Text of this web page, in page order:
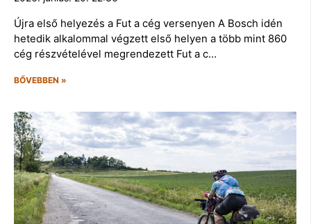
Újra első helyezés a Fut a cég versenyen A Bosch idén
hetedik alkalommal végzett első helyen a több mint 860
cég részvételével megrendezett Fut a c…
BŐVEBBEN »